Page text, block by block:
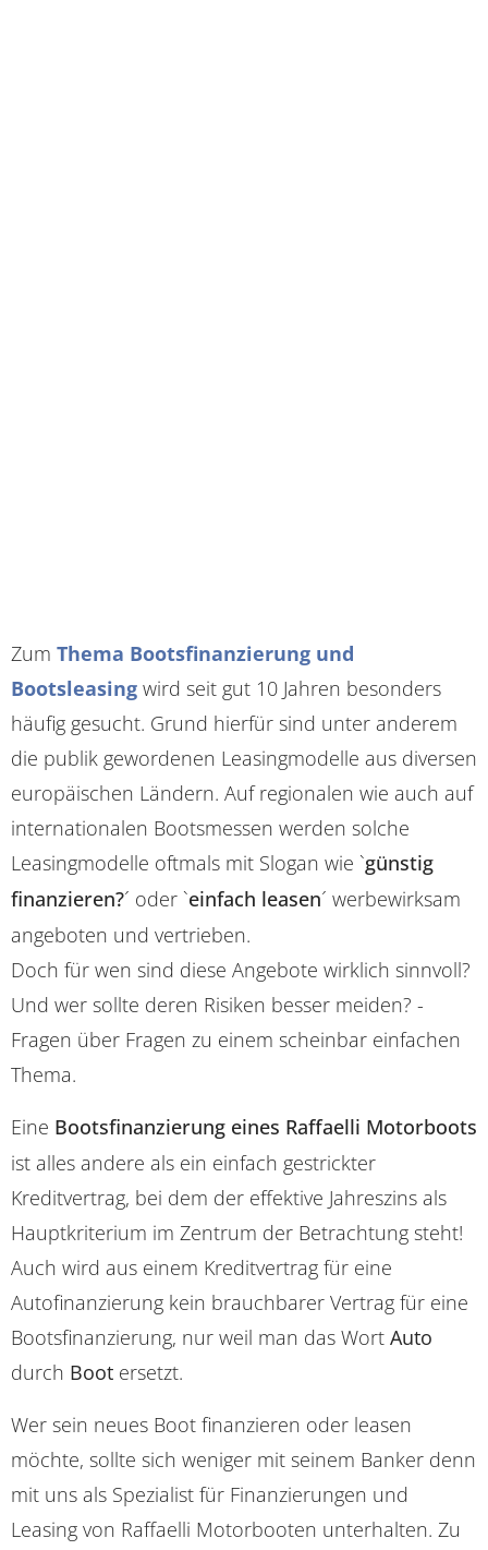
Zum Thema Bootsfinanzierung und
Bootsleasing wird seit gut 10 Jahren besonders
häufig gesucht. Grund hierfür sind unter anderem
die publik gewordenen Leasingmodelle aus diversen
europäischen Ländern. Auf regionalen wie auch auf
internationalen Bootsmessen werden solche
Leasingmodelle oftmals mit Slogan wie `günstig
finanzieren?´ oder `einfach leasen´ werbewirksam
angeboten und vertrieben.
Doch für wen sind diese Angebote wirklich sinnvoll?
Und wer sollte deren Risiken besser meiden? -
Fragen über Fragen zu einem scheinbar einfachen
Thema.
Eine Bootsfinanzierung eines Raffaelli Motorboots
ist alles andere als ein einfach gestrickter
Kreditvertrag, bei dem der effektive Jahreszins als
Hauptkriterium im Zentrum der Betrachtung steht!
Auch wird aus einem Kreditvertrag für eine
Autofinanzierung kein brauchbarer Vertrag für eine
Bootsfinanzierung, nur weil man das Wort Auto
durch Boot ersetzt.
Wer sein neues Boot finanzieren oder leasen
möchte, sollte sich weniger mit seinem Banker denn
mit uns als Spezialist für Finanzierungen und
Leasing von Raffaelli Motorbooten unterhalten. Zu